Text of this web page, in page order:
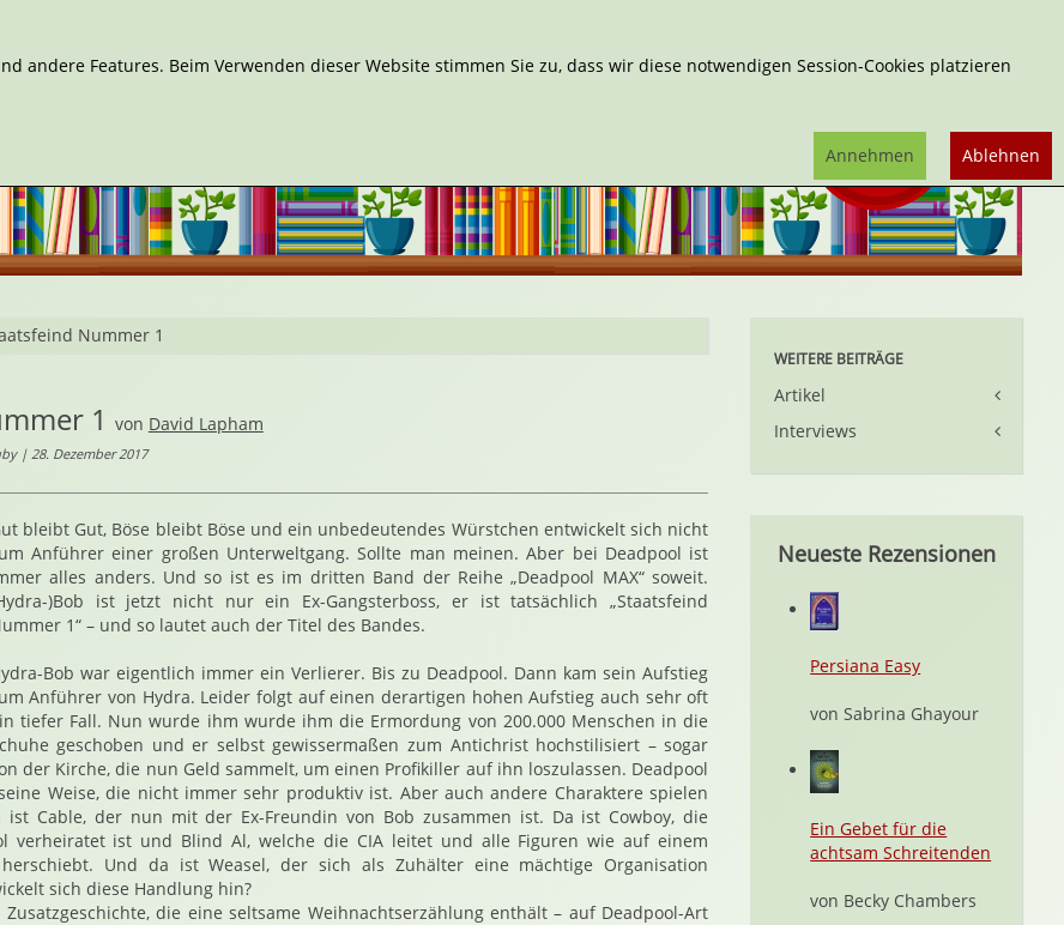
Nummer 1
1 von David Lapham
| 28. Dezember 2017
bleibt Gut, Böse bleibt Böse und ein unbedeutendes Würstchen entwickelt sich nicht
Anführer einer großen Unterweltgang. Sollte man meinen. Aber bei Deadpool ist
alles anders. Und so ist es im dritten Band der Reihe „Deadpool MAX“ soweit.
)Bob ist jetzt nicht nur ein Ex-Gangsterboss, er ist tatsächlich „Staatsfeind
1“ – und so lautet auch der Titel des Bandes.
Bob war eigentlich immer ein Verlierer. Bis zu Deadpool. Dann kam sein Aufstieg
Anführer von Hydra. Leider folgt auf einen derartigen hohen Aufstieg auch sehr oft
tiefer Fall. Nun wurde ihm wurde ihm die Ermordung von 200.000 Menschen in die
geschoben und er selbst gewissermaßen zum Antichrist hochstilisiert – sogar
der Kirche, die nun Geld sammelt, um einen Profikiller auf ihn loszulassen. Deadpool
Weise, die nicht immer sehr produktiv ist. Aber auch andere Charaktere spielen
ist Cable, der nun mit der Ex-Freundin von Bob zusammen ist. Da ist Cowboy, die
verheiratet ist und Blind Al, welche die CIA leitet und alle Figuren wie auf einem
Und da ist Weasel, der sich als Zuhälter eine mächtige Organisation
sich diese Handlung hin?
die eine seltsame Weihnachtserzählung enthält – auf Deadpool-Art
WEITERE BEITRÄGE
Artikel
Interviews
Neueste Rezensionen
Persiana Easy
von Sabrina Ghayour
Ein Gebet für die
achtsam Schreitenden
von Becky Chambers
andere Features. Beim Verwenden dieser Website stimmen Sie zu, dass wir diese notwendigen Session-Cookies platzieren
Ablehnen
Annehmen